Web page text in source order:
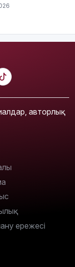
авторлық
ережесі